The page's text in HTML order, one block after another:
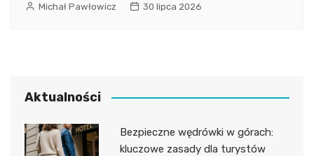
Michał Pawłowicz 30 lipca 2026
Aktualności
Bezpieczne wędrówki w górach:
kluczowe zasady dla turystów